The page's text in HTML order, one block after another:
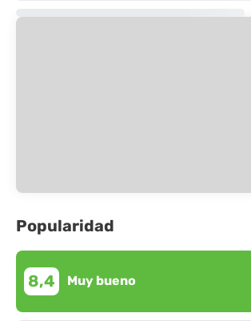
Popularidad
8,4 Muy bueno